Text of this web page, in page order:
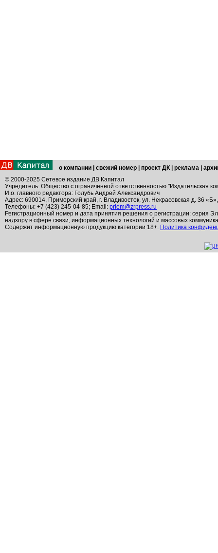
о компании свежий номер проект ДК реклама
© 2000-2025 Сетевое издание ДВ Капитал
Учредитель: Общество с ограниченной ответственностью "Издательская
И.о. главного редактора: Голубь Андрей Александрович
Адрес: 690014, Приморский край, г. Владивосток, ул. Некрасовская д. 36
Телефоны: +7 (423) 245-04-85; Email: priem@zrpress.ru
Регистрационный номер и дата принятия решения о регистрации: серия
надзору в сфере связи, информационных технологий и массовых
Содержит информационную продукцию категории 18+. Политика